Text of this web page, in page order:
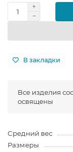
В закладки
Все изделия
освящены
Средний вес
Размеры